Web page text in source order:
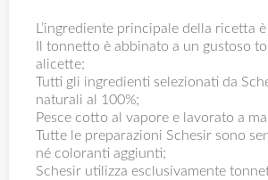
L’ingrediente principale della ricetta
Il tonnetto è abbinato a un gustoso
alicette;
Tutti gli ingredienti selezionati da
naturali al 100%;
Pesce cotto al vapore e lavorato a
Tutte le preparazioni Schesir sono
né coloranti aggiunti;
Schesir utilizza esclusivamente